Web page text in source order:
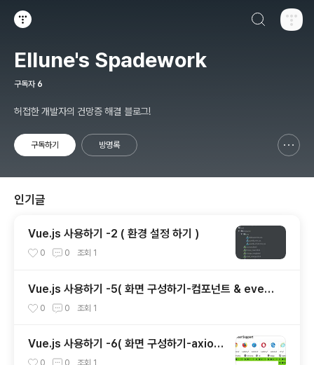
Ellune's Spadework
구독자 6
허접한 개발자의 건망증 해결 블로그!
구독하기 방명록
인기글
Vue.js 사용하기 -2 ( 환경 설정 하기 )
0 0 조회 1
Vue.js 사용하기 -5( 화면 구성하기-컴포넌트 & event
bus )
0 0 조회 1
Vue.js 사용하기 -6( 화면 구성하기-axios
& alert )
0 0 조회 1